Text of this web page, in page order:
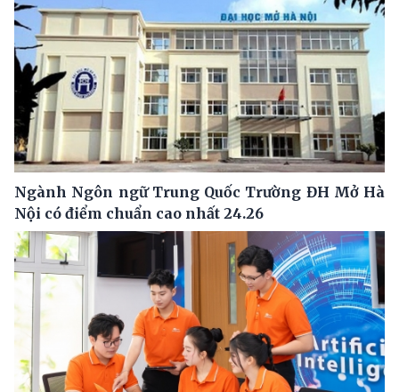
Ngành Ngôn ngữ Trung Quốc Trường ĐH Mở Hà
Nội có điểm chuẩn cao nhất 24.26